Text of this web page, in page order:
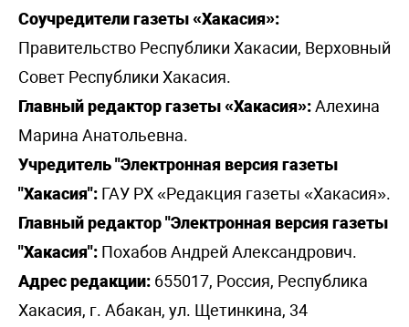
Соучредители газеты «Хакасия»:
Правительство Республики Хакасии, Верховный
Совет Республики Хакасия.
Главный редактор газеты «Хакасия»:Алехина
Марина Анатольевна.
Учредитель "Электронная версия газеты
"Хакасия": ГАУ РХ «Редакция газеты «Хакасия».
Главный редактор "Электронная версия газеты
"Хакасия": Похабов Андрей Александрович.
Адрес редакции: 655017, Россия, Республика
Хакасия, г. Абакан, ул. Щетинкина, 34